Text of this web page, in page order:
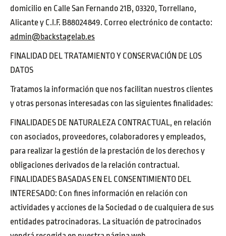
domicilio en Calle San Fernando 21B, 03320, Torrellano,
Alicante y C.I.F. B88024849. Correo electrónico de contacto:
admin@backstagelab.es
FINALIDAD DEL TRATAMIENTO Y CONSERVACIÓN DE LOS
DATOS
Tratamos la información que nos facilitan nuestros clientes
y otras personas interesadas con las siguientes finalidades:
FINALIDADES DE NATURALEZA CONTRACTUAL, en relación
con asociados, proveedores, colaboradores y empleados,
para realizar la gestión de la prestación de los derechos y
obligaciones derivados de la relación contractual.
FINALIDADES BASADAS EN EL CONSENTIMIENTO DEL
INTERESADO: Con fines información en relación con
actividades y acciones de la Sociedad o de cualquiera de sus
entidades patrocinadoras. La situación de patrocinados